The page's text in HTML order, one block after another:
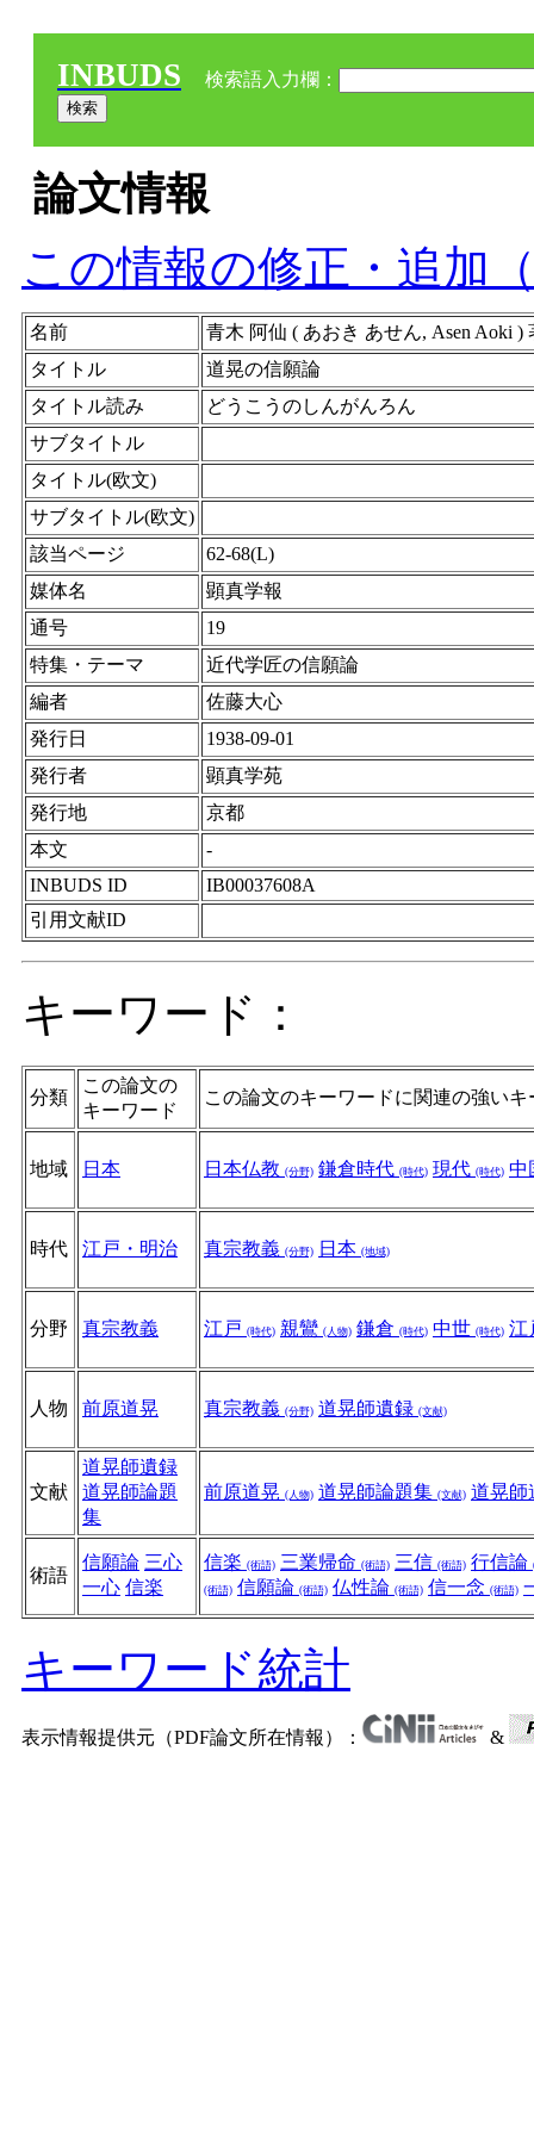
INBUDS 検索語入力欄：
論文情報
この情報の修正・追加
名前
青木 阿仙 ( あおき あせん, Asen Aoki )
タイトル
道晃の信願論
タイトル読み
どうこうのしんがんろん
サブタイトル
タイトル(欧文)
サブタイトル(欧文)
該当ページ
62-68(L)
媒体名
顕真学報
通号
19
特集・テーマ
近代学匠の信願論
編者
佐藤大心
発行日
1938-09-01
発行者
顕真学苑
発行地
京都
本文
-
INBUDS ID
IB00037608A
引用文献ID
キーワード：
分類
この論文の
キーワード
この論文のキーワードに関連の強いキ
地域 日本 日本仏教 (分野) 鎌倉時代 (時代) 現代 (時代) 中
時代 江戸・明治 真宗教義 (分野) 日本 (地域)
分野 真宗教義 江戸 (時代) 親鸞 (人物) 鎌倉 (時代) 中世 (時代) 江
人物 前原道晃 真宗教義 (分野) 道晃師遺録 (文献)
文献
道晃師遺録
道晃師論題
集
前原道晃 (人物) 道晃師論題集 (文献) 道晃
術語
信願論 三心
一心 信楽
信楽 (術語) 三業帰命 (術語) 三信 (術語) 行信論
(術語) 信願論 (術語) 仏性論 (術語) 信一念 (術語)
キーワード統計
表示情報提供元（PDF論文所在情報）： &